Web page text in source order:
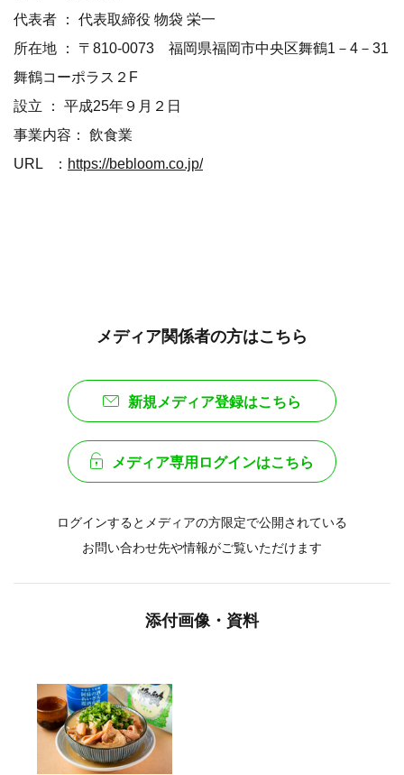
代表者 ： 代表取締役 物袋 栄一
所在地 ： 〒810‐0073 福岡県福岡市中央区舞鶴1－4－31
舞鶴コーポラス２F
設立 ： 平成25年９月２日
事業内容： 飲食業
URL ： https://bebloom.co.jp/
メディア関係者の方はこちら
新規メディア登録はこちら
メディア専用ログインはこちら
ログインするとメディアの方限定で公開されている
お問い合わせ先や情報がご覧いただけます
添付画像・資料